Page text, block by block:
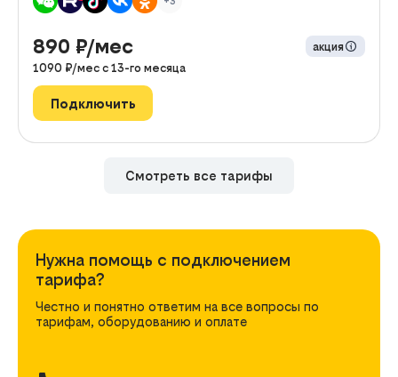
890 ₽/мес
акция
1090 ₽/мес с 13-го месяца
Подключить
Смотреть все тарифы
Нужна помощь с подключением
тарифа?
Честно и понятно ответим на все вопросы по
тарифам, оборудованию и оплате